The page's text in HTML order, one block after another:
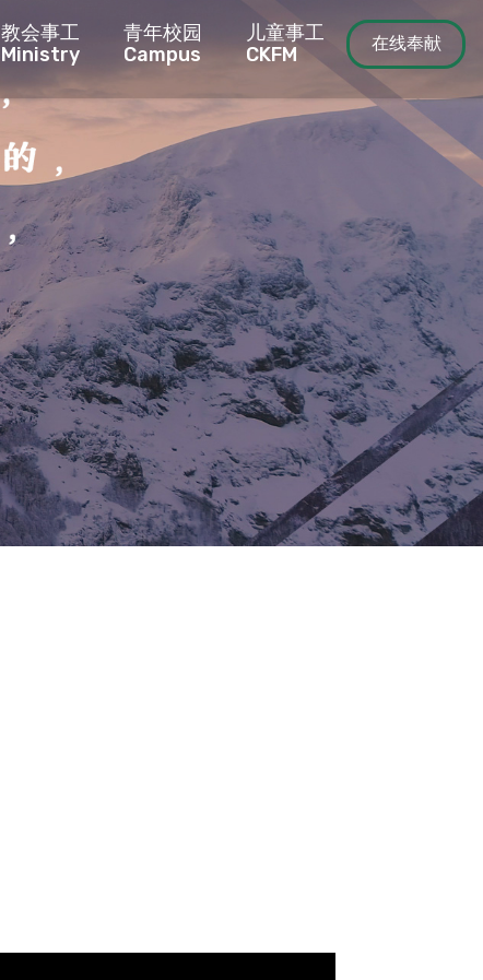
教会事工
Ministry
青年校园
Campus
儿童事工
CKFM
在线奉献